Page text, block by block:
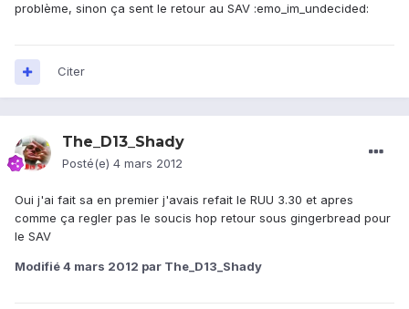
problème, sinon ça sent le retour au SAV :emo_im_undecided:
Citer
The_D13_Shady
Posté(e) 4 mars 2012
Oui j'ai fait sa en premier j'avais refait le RUU 3.30 et apres
comme ça regler pas le soucis hop retour sous gingerbread pour
le SAV
Modifié4 mars 2012 par The_D13_Shady